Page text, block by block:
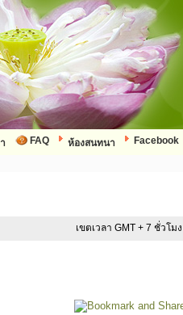
Facebook
ห้องสนทนา
FAQ
เขตเวลา GMT + 7 ชั่วโมง